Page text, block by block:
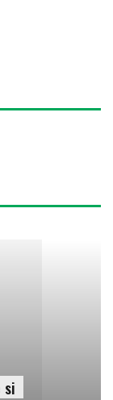
si